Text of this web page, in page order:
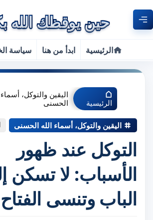
الرئيسية ابدأ من هنا سياسة
الرئيسية
اليقين والتوكل، أسماء
الحسنى
اليقين والتوكل، أسماء الله الحسنى
التوكل عند ظهور
الأسباب: لا تسكن
الباب وتنسى الفتاح